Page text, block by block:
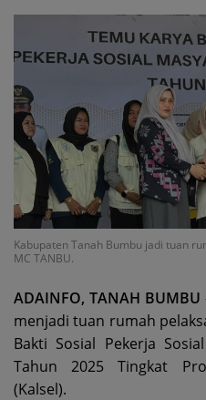
Kabupaten Tanah Bumbu jadi tuan
MC TANBU.
ADAINFO, TANAH BUMBU
menjadi tuan rumah
Bakti Sosial Pekerja
Tahun 2025 Tingkat
(Kalsel).